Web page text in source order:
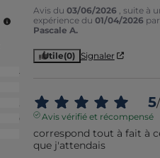
4
2
0
Avis du 03/06/2026
, suite à
expérience du 01/04/2026 par
Pascale A.
Utile(0) Signaler
5/
Avis vérifié et récompensé
correspond tout à fait à
que j'attendais